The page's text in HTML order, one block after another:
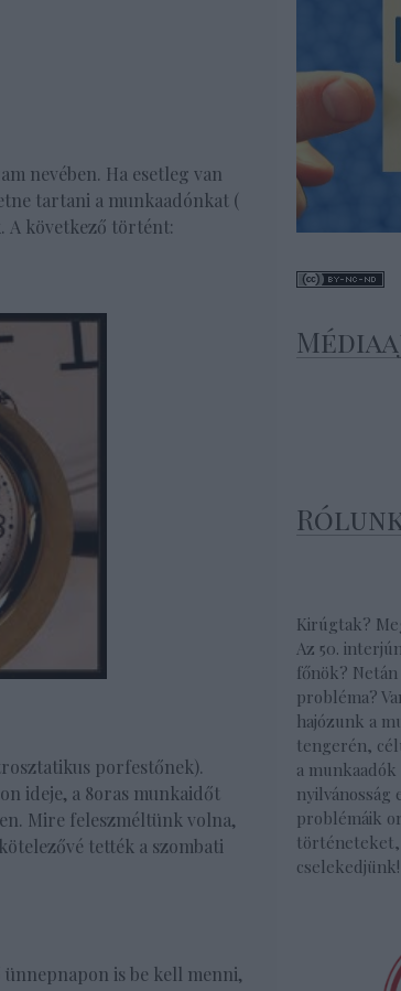
nevében. Ha esetleg van
tartani a munkaadónkat (
A következő történt:
porfestőnek).
ideje, a 8oras munkaidőt
Mire feleszméltünk volna,
tették a szombati
is be kell menni,
Kirúgtak?
Az 50.
főnök?
probléma?
hajózunk a
tengerén,
a
problémáik
történeteket,
cselekedjünk!